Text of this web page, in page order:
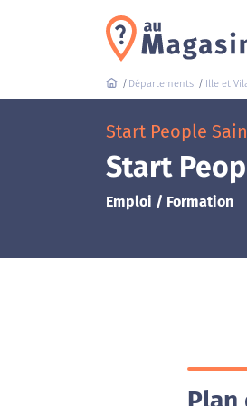
Départements Ille et
Start People
Start
Emploi / Formation